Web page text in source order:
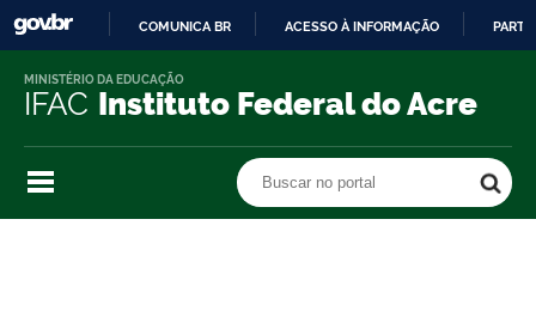
O
COMUNICA BR ACESSO À INFORMAÇÃO
IFAC Instituto Federal do Acre
MINISTÉRIO DA EDUCAÇÃO
Buscar no portal